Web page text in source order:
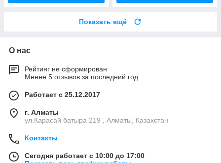
Показать ещё
О нас
Рейтинг не сформирован
Менее 5 отзывов за последний год
Работает с 25.12.2017
г. Алматы
ул.Карасай батыра 219 , Алматы, Казахстан
Контакты
Сегодня работает с 10:00 до 17:00